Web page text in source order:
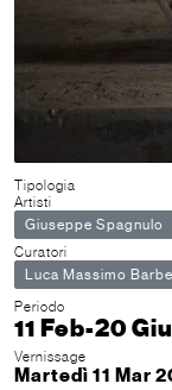
Tipologia
Artisti
Giuseppe Spagnulo
Curatori
Luca Massimo
Periodo
11 Feb-20
Vernissage
Martedì 11 Mar